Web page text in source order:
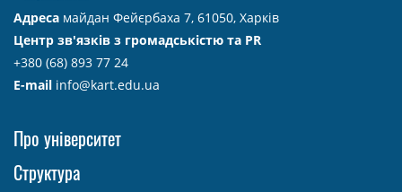
Адреса майдан Фейєрбаха 7, 61050, Харків
Центр зв'язків з громадськістю та PR
+380 (68) 893 77 24
E-mail info@kart.edu.ua
Про університет
Структура